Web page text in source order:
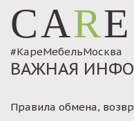
CARE
#КареМебельМосква
ВАЖНАЯ
Правила обмена,